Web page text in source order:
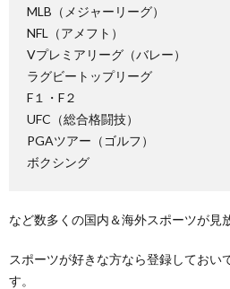
MLB（メジャーリーグ）
NFL（アメフト）
Vプレミアリーグ（バレー）
ラグビートップリーグ
F１・F２
UFC（総合格闘技）
PGAツアー（ゴルフ）
ボクシング
など数多くの国内＆海外スポーツが見
スポーツが好きな方なら登録しておい
す。